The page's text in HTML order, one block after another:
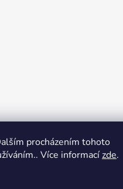
procházením tohoto
Více informacízde.